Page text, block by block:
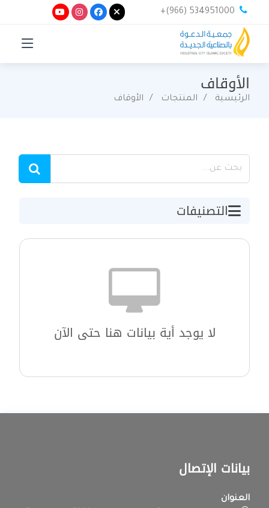
+(966) 534951000
الأوقاف
الرئيسية المنتجات الأوقاف
التصنيفات
لا يوجد أية بيانات هنا حتى الآن
بيانات الإتصال
العنوان